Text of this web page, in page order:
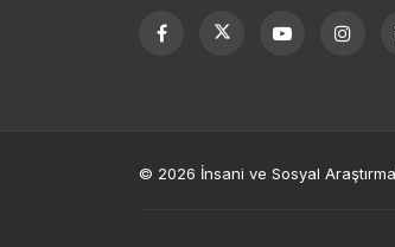
© 2026 İnsani ve Sosyal